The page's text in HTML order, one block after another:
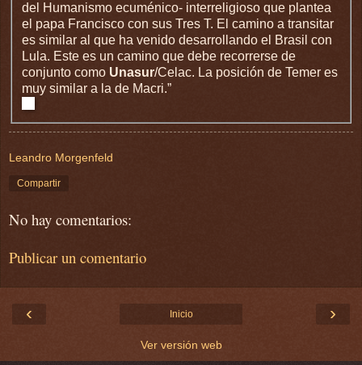
del Humanismo ecuménico- interreligioso que plantea
el papa Francisco con sus Tres T. El camino a transitar
es similar al que ha venido desarrollando el Brasil con
Lula. Este es un camino que debe recorrerse de
conjunto como Unasur/Celac. La posición de Temer es
muy similar a la de Macri.”
Leandro Morgenfeld
Compartir
No hay comentarios:
Publicar un comentario
‹ ›
Inicio
Ver versión web